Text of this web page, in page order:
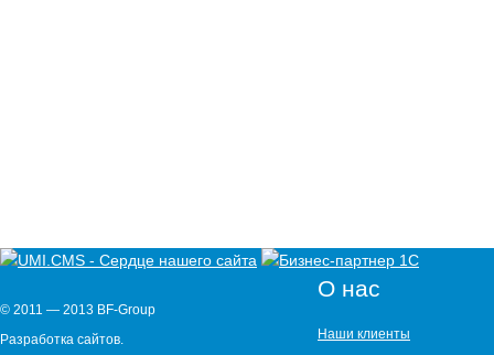
© 2011 — 2013 BF-Group
Разработка сайтов.
О нас
Наши клиенты